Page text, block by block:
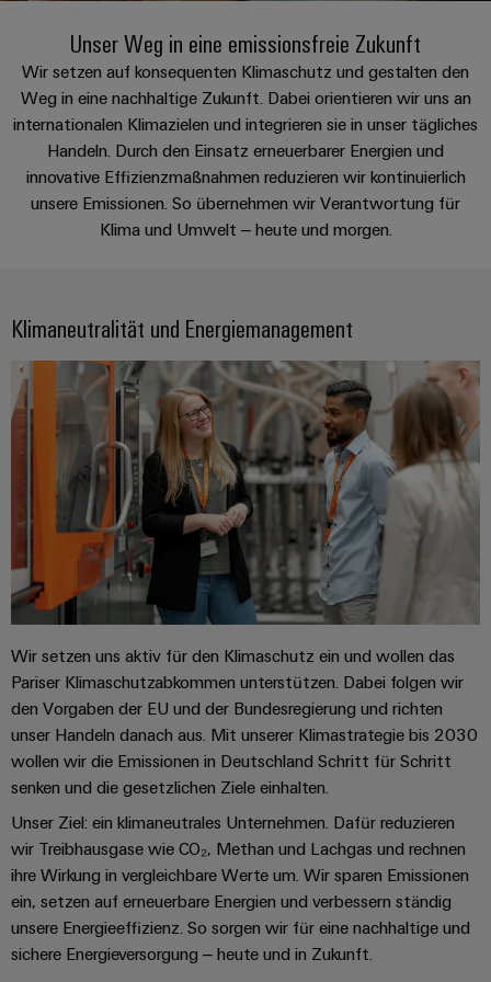
werden.
Datencenter
Lösungen
und
Produkte
für
Rechenzentren
–
effizient,
Lösungen
und
Produkte
Energiespeichersysteme
(ESS)
Energieübertragung
und
-
verteilung
Stabilität
für
moderne
Energienetze
Gebäudeinfrastruktur
Lösungen
für
spezifischen
Anforderungen
in
der
Gebäudeinfrastruktur
Schaltschrankbau
Anschlusstechnologie
DC-
Microgrids
u-
OS
Edge
Computing
Single
Pair
Ethernet
Schaltschrank-
und
Feldebene
Feldverdrahtung
Smart
Cabinet
Building
Smart
Metering
Weidmüller
Configurator
Workplace
Solutions
Gehäusesysteme
und
-
komponenten
Kabeleinführungssysteme
und
Anschlussleitungen,
Patchkabel
und
Kabel
SPS
Systemverkabelung
&
Migrationslösungen
Serviceschnittstellen
Elektronik
Koppelrelais
&
Halbleiterrelais
Trennverstärker
und
Messumformer
Stromversorgungen
Fast
Delivery
Service
Beratung
und
digitale
Connectivity
Consulting
Weidmüller
Configurator
PCB
Connector
Services
Digitales
Engineering
Akkreditiertes
Labor
Support
Technischer
Support
Umweltbezogene
Produktkonformität
PSIRT
ÜBERSICHT
UnternehmenWeidmüller
Zahlen
und
Fakten
Nachhaltigkeit
Compliance
Management
Informationen
und
Zertifikate
Orange
Mag
|
Kundenmagazin
Weidmüller
Academy
Human
Resources
Our
Management
Presse
Unternehmensmeldungen
Fachpressemeldungen
Über Uns
Ihr
Weg
zu
uns
Neuigkeiten
unserer
Kunden
Messen
Events
Wübi
Schütz
25
Jahre
Weidmüller
Schweiz
Auf
den
Punkt
Nützliche
Links
Webshop
Newsletter
Aktionen
PROeco
II
Aktionen
PRObas
Aktionen
Aktionen
INSTA
POWER
Aktionen
PRO
ECO
II
Meter
Aktionen
Steuerstromverteilung
Aktionen
EcoLine
Switches
Aktionen
MultiMark
Aktionen
Auswahlhilfe
Aktionen
THM
Multimark
LPC
Aktionen
Gebäudeinstallationsverdrahtung
ZUR
ÜBERSICHT
Karriere
Unser Weg in eine emissionsfreie Zukunft
Wir setzen auf konsequenten Klimaschutz und gestalten den
Weg in eine nachhaltige Zukunft. Dabei orientieren wir uns an
internationalen Klimazielen und integrieren sie in unser tägliches
Handeln. Durch den Einsatz erneuerbarer Energien und
innovative Effizienzmaßnahmen reduzieren wir kontinuierlich
unsere Emissionen. So übernehmen wir Verantwortung für
Klima und Umwelt – heute und morgen.
Klimaneutralität und Energiemanagement
Wir setzen uns aktiv für den Klimaschutz ein und wollen das
Pariser Klimaschutzabkommen unterstützen. Dabei folgen wir
den Vorgaben der EU und der Bundesregierung und richten
unser Handeln danach aus. Mit unserer Klimastrategie bis 2030
wollen wir die Emissionen in Deutschland Schritt für Schritt
senken und die gesetzlichen Ziele einhalten.
Unser Ziel: ein klimaneutrales Unternehmen. Dafür reduzieren
wir Treibhausgase wie CO₂, Methan und Lachgas und rechnen
ihre Wirkung in vergleichbare Werte um. Wir sparen Emissionen
ein, setzen auf erneuerbare Energien und verbessern ständig
unsere Energieeffizienz. So sorgen wir für eine nachhaltige und
sichere Energieversorgung – heute und in Zukunft.